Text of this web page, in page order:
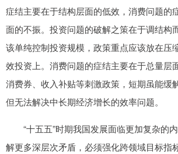
症结主要在于结构层面的低效，消费问题的
面的不振。投资问题的破解之策在于调结构
该单纯控制投资规模，政策重点应该放在压
效投资上。消费问题的症结主要在于总量层
消费券、收入补贴等刺激政策，短期虽能缓
但无法解决中长期经济增长的效率问题。
“十五五”时期我国发展面临更加复杂的
解更多深层次矛盾，必须强化跨领域目标指